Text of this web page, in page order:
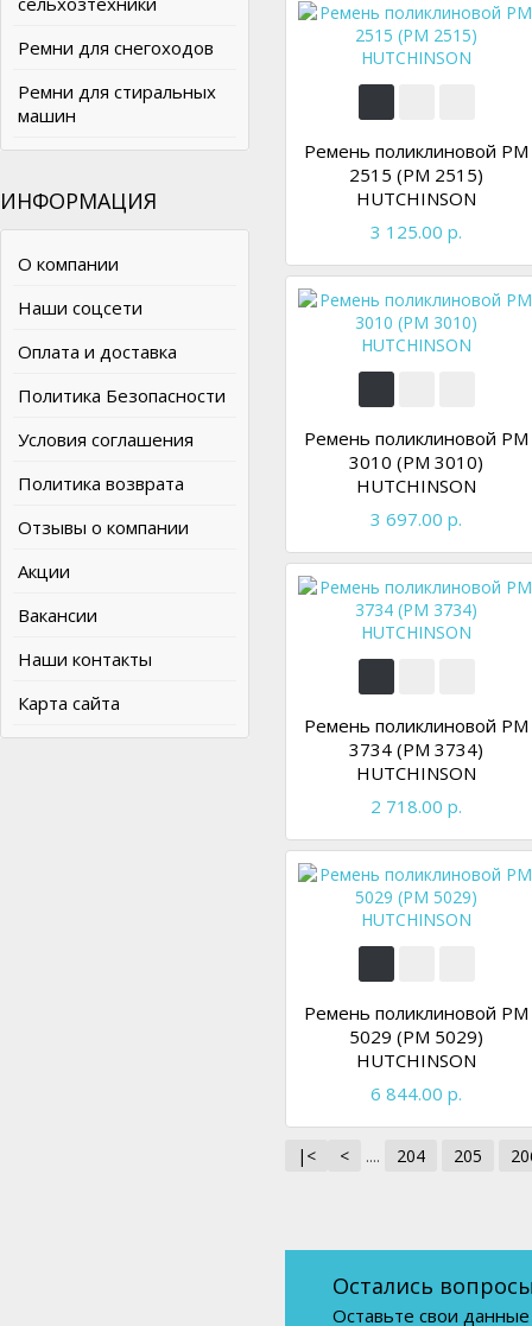
Ремни для снегоходов
Ремни для стиральных
машин
ИНФОРМАЦИЯ
О компании
Наши соцсети
Оплата и доставка
Политика Безопасности
Условия соглашения
Политика возврата
Отзывы о компании
Акции
Вакансии
Наши контакты
Карта сайта
Ремень поликлиновой PM
2515 (PM 2515)
HUTCHINSON
3 125.00 р.
Ремень поликлиновой PM
3010 (PM 3010)
HUTCHINSON
3 697.00 р.
Ремень поликлиновой PM
3734 (PM 3734)
HUTCHINSON
2 718.00 р.
Ремень поликлиновой PM
5029 (PM 5029)
HUTCHINSON
6 844.00 р.
|< < .... 204 205
Остались
Оставьте свои